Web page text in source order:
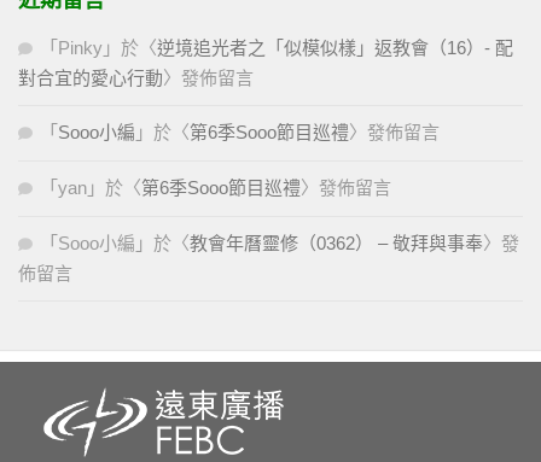
「 Pinky 」於〈逆境追光者之「似模似樣」返教會（16）- 配
對合宜的愛心行動〉發佈留言
「 Sooo小編 」於〈第6季Sooo節目巡禮〉發佈留言
「 yan 」於〈第6季Sooo節目巡禮〉發佈留言
「 Sooo小編 」於〈教會年曆靈修（0362） – 敬拜與事奉〉發
佈留言